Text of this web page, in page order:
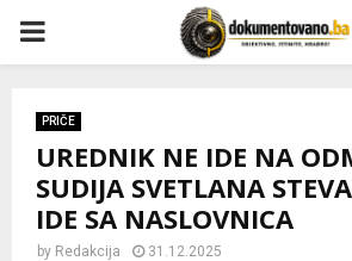
P
M
PRIČE
UREDNIK NE IDE NA
SUDIJA SVETLANA
IDE SA NASLOVNICA
by Redakcija 31.12.2025